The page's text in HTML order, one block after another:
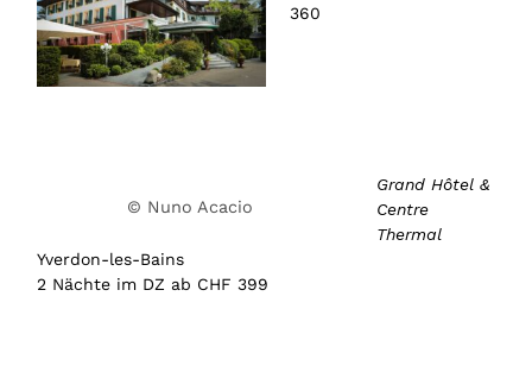
360
© Nuno Acacio
Grand Hôtel &
Centre
Thermal
Yverdon-les-Bains
2 Nächte im DZ ab CHF 399